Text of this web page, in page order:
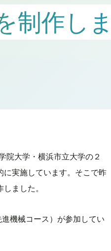
制作し
院大学・横浜市立大学の２
実施しています。そこで昨
ました。
機械コース）が参加してい